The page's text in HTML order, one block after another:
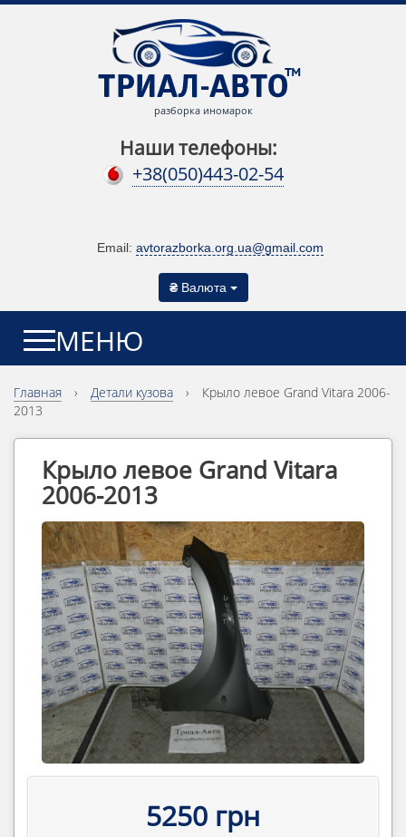
разборка иномарок
Наши телефоны:
+38(050)443-02-54
Email: avtorazborka.org.ua@gmail.com
₴ Валюта
МЕНЮ
Главная › Детали кузова ›
Крыло левое Grand Vitara 2006-
2013
Крыло левое Grand Vitara
2006-2013
5250 грн